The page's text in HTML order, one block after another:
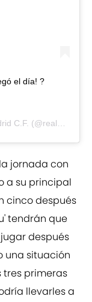
el día! ?
C.F. (@realmadrid) el
jornada con
a su principal
cinco después
tendrán que
después
una situación
tres primeras
llevarles a